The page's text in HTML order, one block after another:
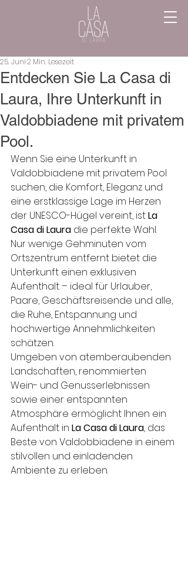
Entdecken Sie La Casa di
Laura, Ihre Unterkunft in
Valdobbiadene mit privatem
Pool.
25. Juni2 Min. Lesezeit
Wenn Sie eine Unterkunft in
Valdobbiadene mit privatem Pool
suchen, die Komfort, Eleganz und
eine erstklassige Lage im Herzen
der UNESCO-Hügel vereint, ist La
Casa di Laura die perfekte Wahl.
Nur wenige Gehminuten vom
Ortszentrum entfernt bietet die
Unterkunft einen exklusiven
Aufenthalt – ideal für Urlauber,
Paare, Geschäftsreisende und alle,
die Ruhe, Entspannung und
hochwertige Annehmlichkeiten
schätzen.
Umgeben von atemberaubenden
Landschaften, renommierten
Wein- und Genusserlebnissen
sowie einer entspannten
Atmosphäre ermöglicht Ihnen ein
Aufenthalt in La Casa di Laura, das
Beste von Valdobbiadene in einem
stilvollen und einladenden
Ambiente zu erleben.